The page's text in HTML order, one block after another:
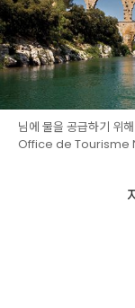
님에 물을 공급하기 위
Office de Tourisme